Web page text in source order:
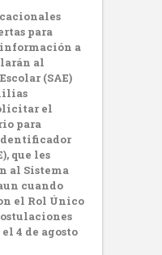
para
a
al
(SAE)
el
para
que les
al Sistema
cuando
el Rol Único
4 de agosto